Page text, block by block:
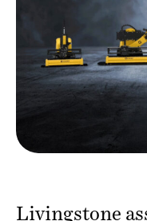
Livingstone